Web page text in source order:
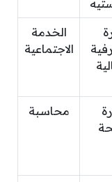
الخدمة
الاجتماعية
محاسبة